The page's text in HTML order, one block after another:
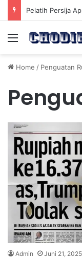
Menu
Home / Penguatan
Admin Juni 21, 2025